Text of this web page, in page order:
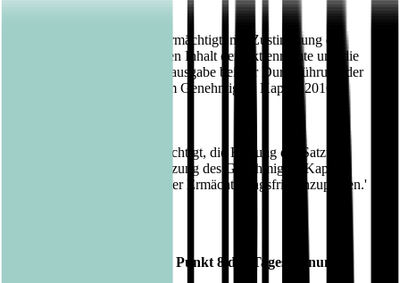
Der Vorstand ist ferner ermächtigt, mit Zustimmung des
Aufsichtsrats den weiteren Inhalt der Aktienrechte und die
Bedingungen der Aktienausgabe bei der Durchführung der
Kapitalerhöhung aus dem Genehmigten Kapital 2016
Der Aufsichtsrat ist ermächtigt, die Fassung der Satzung
entsprechend der Ausnutzung des Genehmigten Kapitals
2016 oder nach Ablauf der Ermächtigungsfrist anzupassen.'
Bericht des Vorstandes zu Punkt 8 der Tagesordnung